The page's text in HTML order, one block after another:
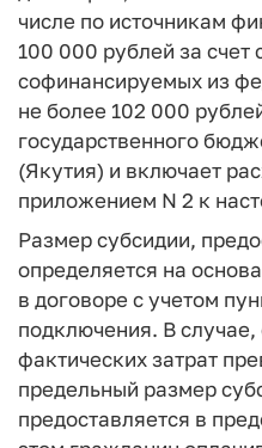
числе по источникам
100 000 рублей за счет
софинансируемых из
не более 102 000
государственного
(Якутия) и включает
приложением N 2 к
Размер субсидии,
определяется на
в договоре с учетом
подключения. В
фактических затрат
предельный размер
предоставляется в